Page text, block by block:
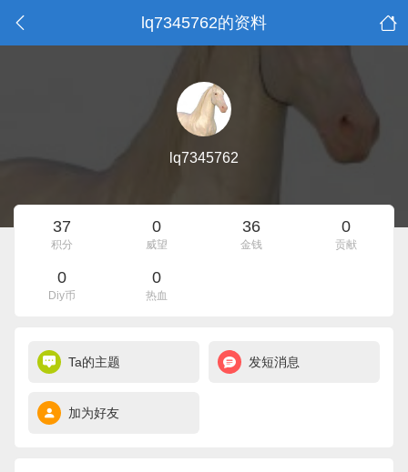
lq7345762的资料
lq7345762
37
积分
0
威望
36
金钱
0
贡献
0
Diy币
0
热血
Ta的主题 发短消息
加为好友